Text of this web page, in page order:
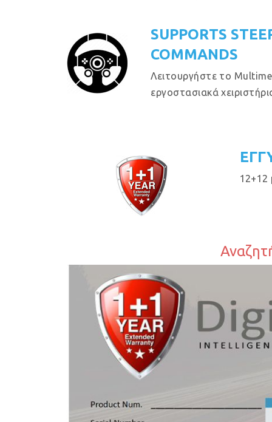
SUPPORTS
COMMANDS
Λειτουργήστε το
εργοστασιακά
12+12